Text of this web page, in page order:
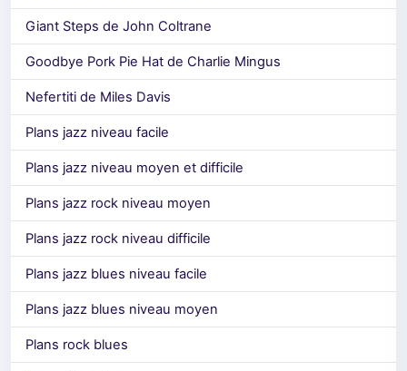
Giant Steps de John Coltrane
Goodbye Pork Pie Hat de Charlie Mingus
Nefertiti de Miles Davis
Plans jazz niveau facile
Plans jazz niveau moyen et difficile
Plans jazz rock niveau moyen
Plans jazz rock niveau difficile
Plans jazz blues niveau facile
Plans jazz blues niveau moyen
Plans rock blues